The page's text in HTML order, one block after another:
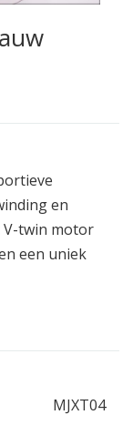
en
V-twin motor
een uniek
prestaties
waardoor
biedt
voor
MJXT04